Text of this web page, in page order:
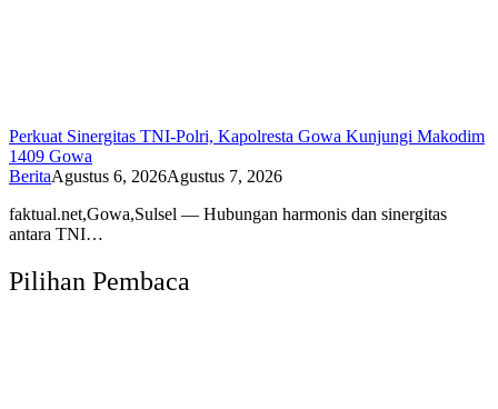
Perkuat Sinergitas TNI-Polri, Kapolresta Gowa Kunjungi Makodim
1409 Gowa
BeritaAgustus 6, 2026Agustus 7, 2026
faktual.net,Gowa,Sulsel — Hubungan harmonis dan sinergitas
antara TNI…
Pilihan Pembaca